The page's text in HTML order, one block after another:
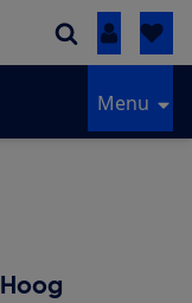
Inloggen
Menu